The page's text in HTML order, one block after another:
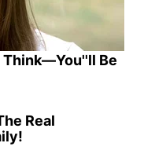
Think—You''ll Be
Real